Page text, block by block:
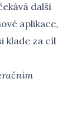
další
aplikace,
klade za cíl